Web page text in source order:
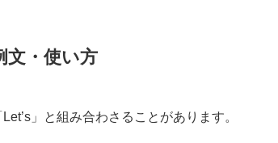
文・使い方
」と組み合わさることがあります。